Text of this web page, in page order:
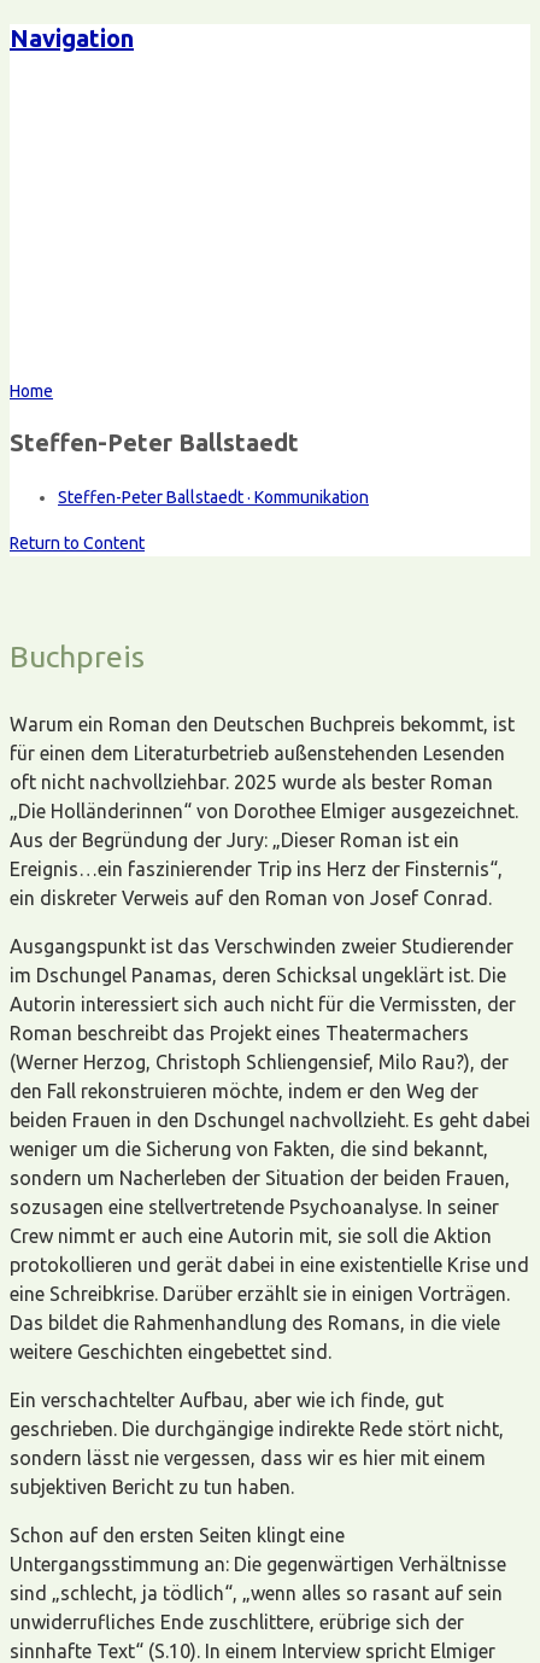
Navigation
Home
Steffen-Peter Ballstaedt
Steffen-Peter Ballstaedt · Kommunikation
Return to Content
Buchpreis
Warum ein Roman den Deutschen Buchpreis bekommt, ist
für einen dem Literaturbetrieb außenstehenden Lesenden
oft nicht nachvollziehbar. 2025 wurde als bester Roman
„Die Holländerinnen“ von Dorothee Elmiger ausgezeichnet.
Aus der Begründung der Jury: „Dieser Roman ist ein
Ereignis…ein faszinierender Trip ins Herz der Finsternis“,
ein diskreter Verweis auf den Roman von Josef Conrad.
Ausgangspunkt ist das Verschwinden zweier Studierender
im Dschungel Panamas, deren Schicksal ungeklärt ist. Die
Autorin interessiert sich auch nicht für die Vermissten, der
Roman beschreibt das Projekt eines Theatermachers
(Werner Herzog, Christoph Schliengensief, Milo Rau?), der
den Fall rekonstruieren möchte, indem er den Weg der
beiden Frauen in den Dschungel nachvollzieht. Es geht dabei
weniger um die Sicherung von Fakten, die sind bekannt,
sondern um Nacherleben der Situation der beiden Frauen,
sozusagen eine stellvertretende Psychoanalyse. In seiner
Crew nimmt er auch eine Autorin mit, sie soll die Aktion
protokollieren und gerät dabei in eine existentielle Krise und
eine Schreibkrise. Darüber erzählt sie in einigen Vorträgen.
Das bildet die Rahmenhandlung des Romans, in die viele
weitere Geschichten eingebettet sind.
Ein verschachtelter Aufbau, aber wie ich finde, gut
geschrieben. Die durchgängige indirekte Rede stört nicht,
sondern lässt nie vergessen, dass wir es hier mit einem
subjektiven Bericht zu tun haben.
Schon auf den ersten Seiten klingt eine
Untergangsstimmung an: Die gegenwärtigen Verhältnisse
sind „schlecht, ja tödlich“, „wenn alles so rasant auf sein
unwiderrufliches Ende zuschlittere, erübrige sich der
sinnhafte Text“ (S.10). In einem Interview spricht Elmiger